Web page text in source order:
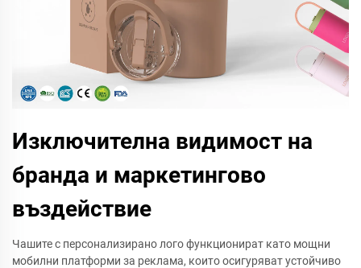
Изключителна видимост на
бранда и маркетингово
въздействие
Чашите с персонализирано лого функционират като мощни
мобилни платформи за реклама, които осигуряват устойчиво